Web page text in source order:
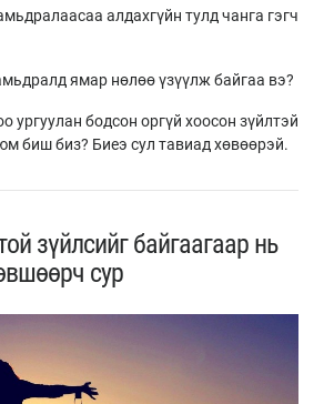
алдахгүйн тулд чанга гэгч
ямар нөлөө үзүүлж байгаа вэ?
ургуулан бодсон оргүй хоосон зүйлтэй
биш биз? Биеэ сул тавиад хөвөөрэй.
зүйлсийг байгаагаар нь
сур